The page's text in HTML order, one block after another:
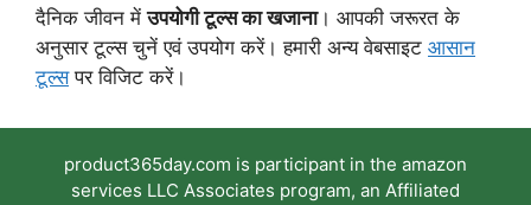
दैनिक जीवन मेंउपयोगी टूल्स का खजाना। आपकी जरूरत के
अनुसार टूल्स चुनें एवं उपयोग करें। हमारी अन्य वेबसाइट आसान
टूल्सपर विजिट करें।
product365day.com is participant in the amazon
services LLC Associates program, an Affiliated